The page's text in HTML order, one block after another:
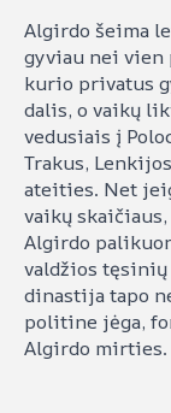
Algirdo šeima
gyviau nei vien
kurio privatus
dalis, o vaikų
vedusiais į
Trakus,
ateities. Net
vaikų
Algirdo
valdžios
dinastija tapo
politine jėga,
Algirdo mirties.